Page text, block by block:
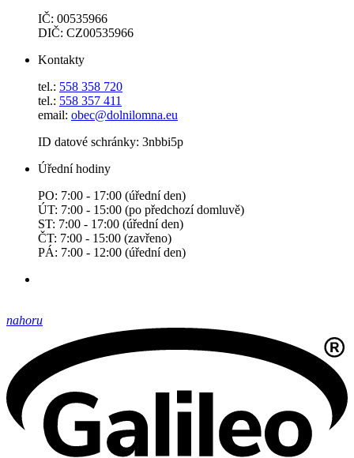
IČ: 00535966
DIČ: CZ00535966
Kontakty
tel.: 558 358 720
tel.: 558 357 411
email: obec@dolnilomna.eu
ID datové schránky: 3nbbi5p
Úřední hodiny
PO: 7:00 - 17:00 (úřední den)
ÚT: 7:00 - 15:00 (po předchozí domluvě)
ST: 7:00 - 17:00 (úřední den)
ČT: 7:00 - 15:00 (zavřeno)
PÁ: 7:00 - 12:00 (úřední den)
nahoru